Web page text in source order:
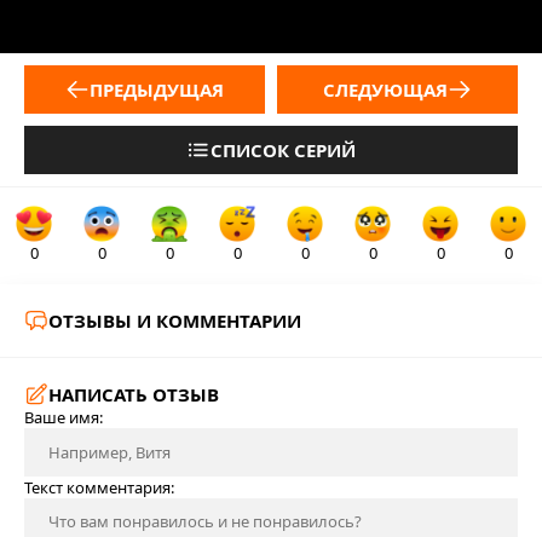
ПРЕДЫДУЩАЯ
СПИСОК СЕРИЙ
СЛЕДУЮЩАЯ
0 0 0 0 0 0 0 0
ОТЗЫВЫ И КОММЕНТАРИИ
НАПИСАТЬ ОТЗЫВ
Ваше имя:
Текст комментария: